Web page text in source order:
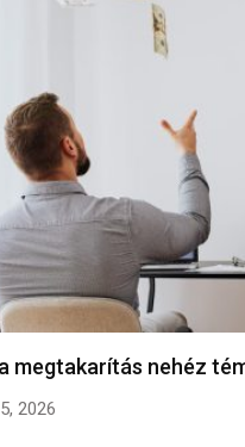
megtakarítás nehéz
2026